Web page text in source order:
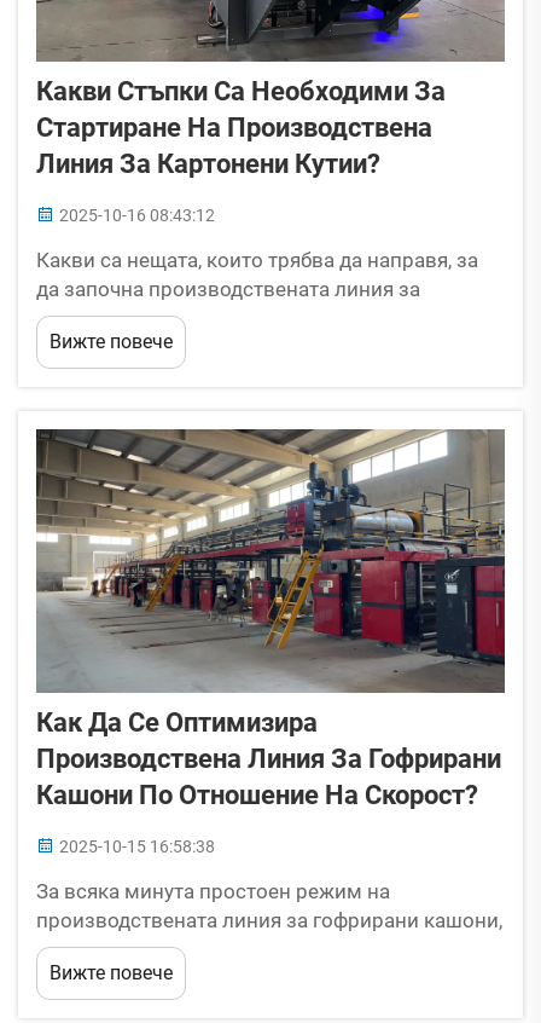
Какви Стъпки Са Необходими За
Стартиране На Производствена
Линия За Картонени Кутии?
2025-10-16 08:43:12
Какви са нещата, които трябва да направя, за
да започна производствената линия за
картонени кутии? В производствената линия за
картонени кутии първата стъпка не е просто
закупуването на машините и незабавното
кутии или грижата за...
Вижте повече
Как Да Се Оптимизира
Производствена Линия За Гофрирани
Кашони По Отношение На Скорост?
2025-10-15 16:58:38
За всяка минута простоен режим на
производствената линия за гофрирани кашони,
производството на кашони губи печалба. Освен
че се пропускат сроковете за поръчки, бавното
производство увеличава разходите за труд и
Вижте повече